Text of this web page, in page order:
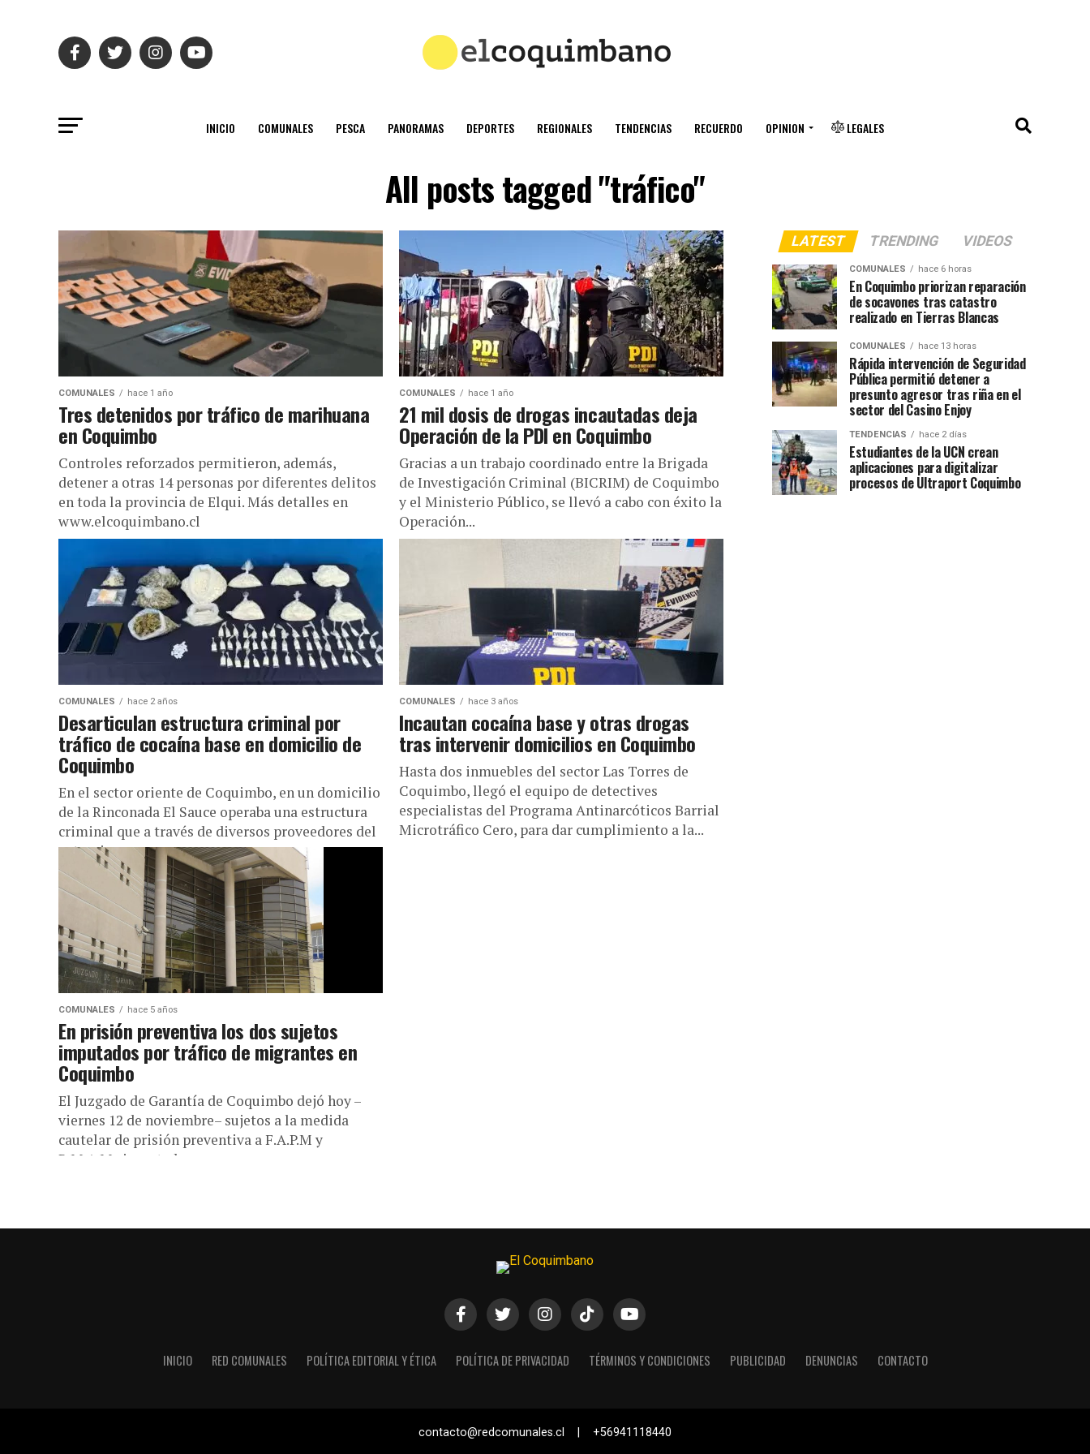
INICIO COMUNALES PESCA PANORAMAS DEPORTES REGIONALES TENDENCIAS RECUERDO OPINION LEGALES
All posts tagged "tráfico"
COMUNALES hace 1 año
Tres detenidos por tráfico de marihuana
en Coquimbo
Controles reforzados permitieron, además,
detener a otras 14 personas por diferentes delitos
en toda la provincia de Elqui. Más detalles en
www.elcoquimbano.cl
COMUNALES hace 1 año
21 mil dosis de drogas incautadas deja
Operación de la PDI en Coquimbo
Gracias a un trabajo coordinado entre la Brigada
de Investigación Criminal (BICRIM) de Coquimbo
y el Ministerio Público, se llevó a cabo con éxito la
Operación...
COMUNALES hace 2 años
Desarticulan estructura criminal por
tráfico de cocaína base en domicilio de
Coquimbo
En el sector oriente de Coquimbo, en un domicilio
de la Rinconada El Sauce operaba una estructura
criminal que a través de diversos proveedores del
extranjero,...
COMUNALES hace 3 años
Incautan cocaína base y otras drogas
tras intervenir domicilios en Coquimbo
Hasta dos inmuebles del sector Las Torres de
Coquimbo, llegó el equipo de detectives
especialistas del Programa Antinarcóticos Barrial
Microtráfico Cero, para dar cumplimiento a la...
COMUNALES hace 5 años
En prisión preventiva los dos sujetos
imputados por tráfico de migrantes en
Coquimbo
El Juzgado de Garantía de Coquimbo dejó hoy –
viernes 12 de noviembre– sujetos a la medida
cautelar de prisión preventiva a F.A.P.M y
R.M.A.M., imputados por...
LATEST TRENDING VIDEOS
COMUNALES hace 6 horas
En Coquimbo priorizan reparación
de socavones tras catastro
realizado en Tierras Blancas
COMUNALES hace 13 horas
Rápida intervención de Seguridad
Pública permitió detener a
presunto agresor tras riña en el
sector del Casino Enjoy
TENDENCIAS hace 2 días
Estudiantes de la UCN crean
aplicaciones para digitalizar
procesos de Ultraport Coquimbo
INICIO RED COMUNALES POLÍTICA EDITORIAL Y ÉTICA POLÍTICA DE PRIVACIDAD TÉRMINOS Y CONDICIONES PUBLICIDAD DENUNCIAS CONTACTO
contacto@redcomunales.cl | +56941118440